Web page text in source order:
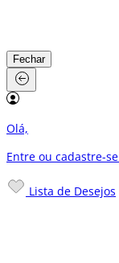
Fechar
Olá,
Entre ou cadastre-se
Lista de Desejos